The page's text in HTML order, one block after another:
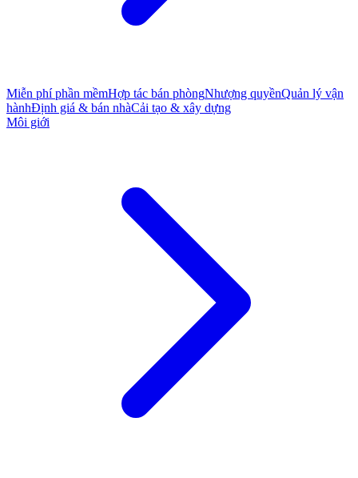
Miễn phí phần mềmHợp tác bán phòngNhượng quyềnQuản lý vận
hànhĐịnh giá & bán nhàCải tạo & xây dựng
Môi giới